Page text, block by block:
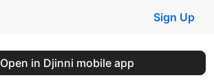
Sign Up
Open in Djinni mobile app